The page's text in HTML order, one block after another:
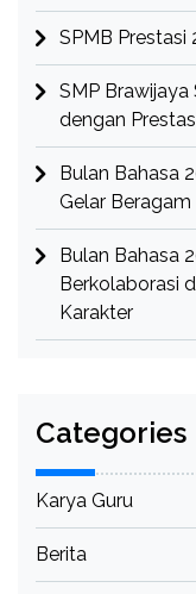
SPMB Prestasi
SMP
dengan
Bulan Bahasa
Gelar
Bulan Bahasa
Berkolaborasi
Karakter
Categories
Karya Guru
Berita